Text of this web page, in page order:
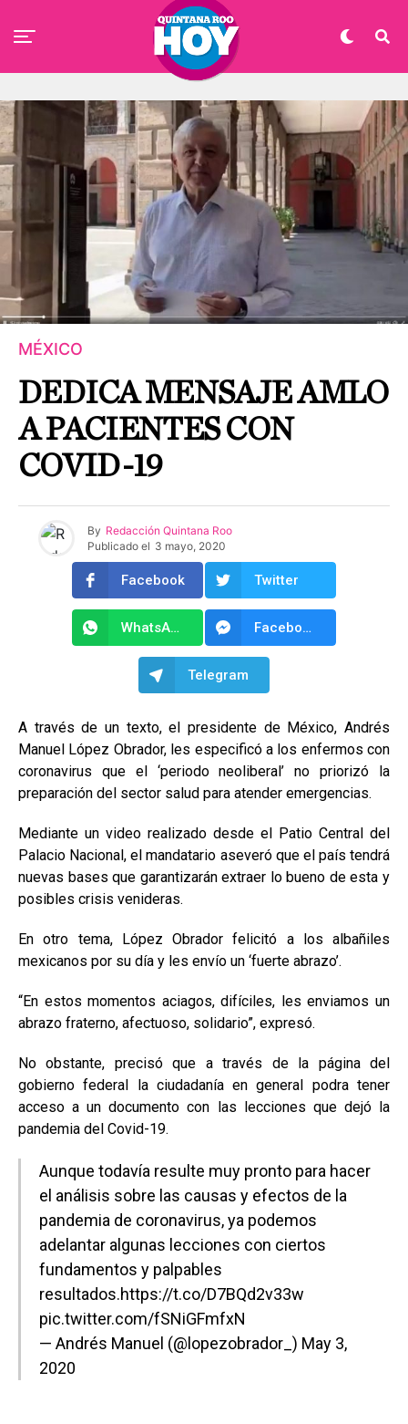
MÉXICO
DEDICA MENSAJE AMLO
A PACIENTES CON
COVID-19
By Redacción Quintana Roo
Publicado el 3 mayo, 2020
Facebook Twitter
WhatsApp Facebook Messenger
Telegram
A través de un texto, el presidente de México, Andrés
Manuel López Obrador, les especificó a los enfermos con
coronavirus que el ‘periodo neoliberal’ no priorizó la
preparación del sector salud para atender emergencias.
Mediante un video realizado desde el Patio Central del
Palacio Nacional, el mandatario aseveró que el país tendrá
nuevas bases que garantizarán extraer lo bueno de esta y
posibles crisis venideras.
En otro tema, López Obrador felicitó a los albañiles
mexicanos por su día y les envío un ‘fuerte abrazo’.
“En estos momentos aciagos, difíciles, les enviamos un
abrazo fraterno, afectuoso, solidario”, expresó.
No obstante, precisó que a través de la página del
gobierno federal la ciudadanía en general podra tener
acceso a un documento con las lecciones que dejó la
pandemia del Covid-19.
Aunque todavía resulte muy pronto para hacer
el análisis sobre las causas y efectos de la
pandemia de coronavirus, ya podemos
adelantar algunas lecciones con ciertos
fundamentos y palpables
resultados.https://t.co/D7BQd2v33w
pic.twitter.com/fSNiGFmfxN
— Andrés Manuel (@lopezobrador_) May 3,
2020